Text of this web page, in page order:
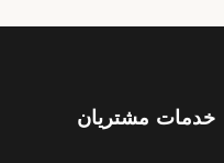
خدمات مشتریان